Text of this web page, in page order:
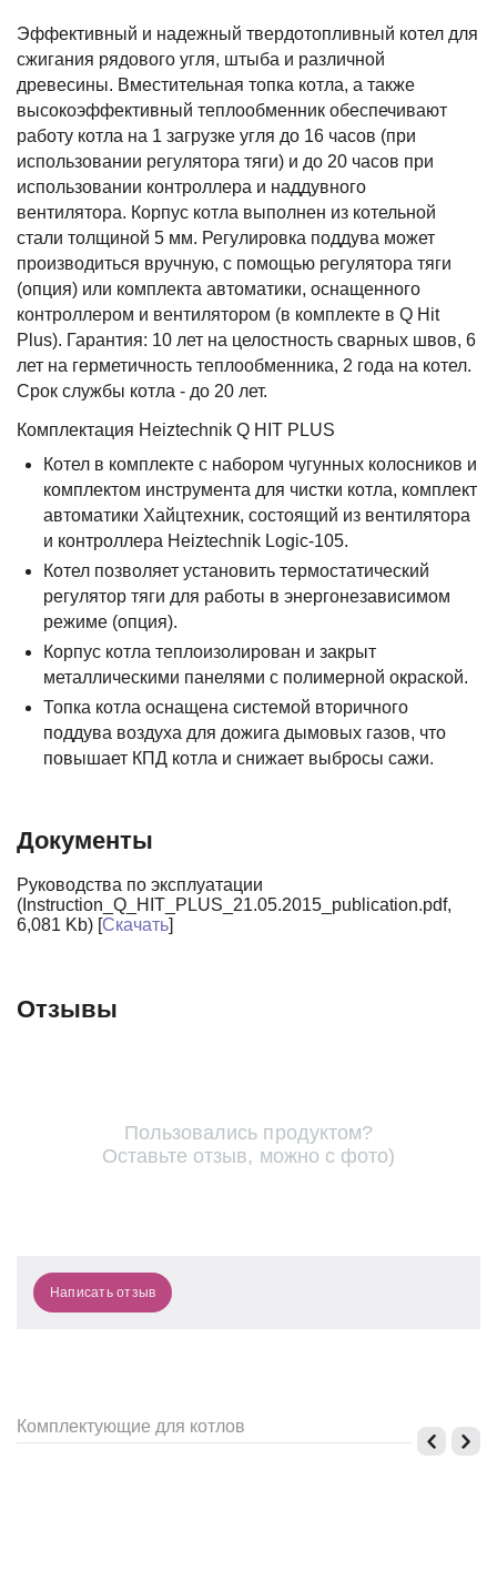
Эффективный и надежный твердотопливный котел для
сжигания рядового угля, штыба и различной
древесины. Вместительная топка котла, а также
высокоэффективный теплообменник обеспечивают
работу котла на 1 загрузке угля до 16 часов (при
использовании регулятора тяги) и до 20 часов при
использовании контроллера и наддувного
вентилятора. Корпус котла выполнен из котельной
стали толщиной 5 мм. Регулировка поддува может
производиться вручную, с помощью регулятора тяги
(опция) или комплекта автоматики, оснащенного
контроллером и вентилятором (в комплекте в Q Hit
Plus). Гарантия: 10 лет на целостность сварных швов, 6
лет на герметичность теплообменника, 2 года на котел.
Срок службы котла - до 20 лет.
Комплектация Heiztechnik Q HIT PLUS
Котел в комплекте с набором чугунных колосников и
комплектом инструмента для чистки котла, комплект
автоматики Хайцтехник, состоящий из вентилятора
и контроллера Heiztechnik Logic-105.
Котел позволяет установить термостатический
регулятор тяги для работы в энергонезависимом
режиме (опция).
Корпус котла теплоизолирован и закрыт
металлическими панелями с полимерной окраской.
Топка котла оснащена системой вторичного
поддува воздуха для дожига дымовых газов, что
повышает КПД котла и снижает выбросы сажи.
Документы
Руководства по эксплуатации
(Instruction_Q_HIT_PLUS_21.05.2015_publication.pdf,
6,081 Kb) [Скачать]
Отзывы
Пользовались продуктом?
Оставьте отзыв, можно с фото)
Написать отзыв
Комплектующие для котлов